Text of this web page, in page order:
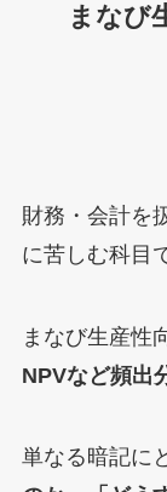
まなび
財務・会計を
に苦しむ科目
まなび生産性
NPVなど頻出
単なる暗記に